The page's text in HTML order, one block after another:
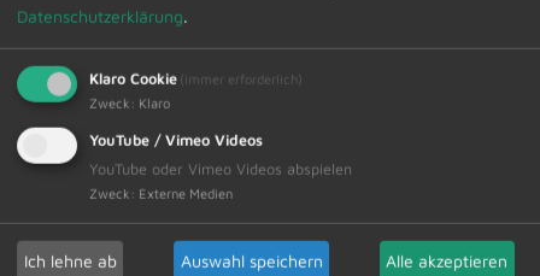
www.zak-kempten.de Aktuelles, Termine, Abfuhrpläne
Zur Übersicht
05.01.2024 Amtliche Bekanntmachungen
Datenschutzerklärung.
Klaro Cookie (immer erforderlich)
Zweck : Klaro
YouTube / Vimeo Videos
YouTube oder Vimeo Videos abspielen
Zweck : Externe Medien
Ich lehne ab Auswahl speichern Alle akzeptieren